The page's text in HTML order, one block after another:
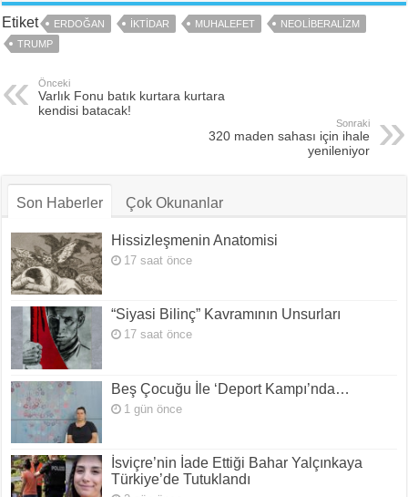
Etiket ERDOĞAN IKTIDAR MUHALEFET
NEOLIBERALIZM
TRUMP
Önceki
Varlık Fonu batık kurtara kurtara
kendisi batacak!
Sonraki
320 maden sahası için ihale
yenileniyor
Son Haberler Çok Okunanlar
Hissizleşmenin Anatomisi
17 saat önce
“Siyasi Bilinç” Kavramının Unsurları
17 saat önce
Beş Çocuğu İle ‘Deport Kampı’nda…
1 gün önce
İsviçre’nin İade Ettiği Bahar Yalçınkaya
Türkiye’de Tutuklandı